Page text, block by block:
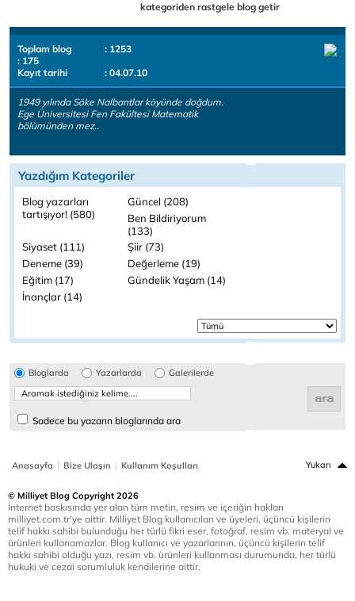
kategoriden rastgele blog getir
Toplam blog
: 1253
: 175
Kayıt tarihi
: 04.07.10
1949 yılında Söke Nalbantlar köyünde doğdum.
Ege Üniversitesi Fen Fakültesi Matematik
bölümünden mez..
Yazdığım Kategoriler
Blog yazarları
tartışıyor! (580)
Güncel (208)
Ben Bildiriyorum
(133)
Siyaset (111)
Şiir (73)
Deneme (39)
Değerleme (19)
Eğitim (17)
Gündelik Yaşam (14)
İnançlar (14)
Bloglarda Yazarlarda Galerilerde
Sadece bu yazarın bloglarında ara
Anasayfa | Bize Ulaşın | Kullanım Koşulları Yukarı
© Milliyet Blog Copyright 2026
İnternet baskısında yer alan tüm metin, resim ve içeriğin hakları
milliyet.com.tr'ye aittir. Milliyet Blog kullanıcıları ve üyeleri, üçüncü kişilerin
telif hakkı sahibi bulunduğu her türlü fikri eser, fotoğraf, resim vb. materyal ve
ürünleri kullanamazlar. Blog kullanıcı ve yazarlarının, üçüncü kişilerin telif
hakkı sahibi olduğu yazı, resim vb. ürünleri kullanması durumunda, her türlü
hukuki ve cezai sorumluluk kendilerine aittir.